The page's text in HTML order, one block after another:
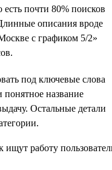
почти 80% поисков
описания вроде
с графиком 5/2»
под ключевые слова
название
Остальные детали